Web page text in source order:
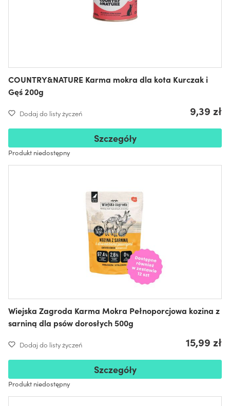
COUNTRY&NATURE Karma mokra dla kota Kurczak i
Gęś 200g
Dodaj do listy życzeń 9,39 zł
Szczegóły
Produkt niedostępny
Wiejska Zagroda Karma Mokra Pełnoporcjowa kozina z
sarniną dla psów dorosłych 500g
Dodaj do listy życzeń 15,99 zł
Szczegóły
Produkt niedostępny